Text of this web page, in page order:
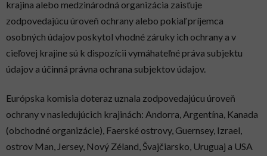
krajina alebo medzinárodná organizácia zaisťuje
zodpovedajúcu úroveň ochrany alebo pokiaľ príjemca
osobných údajov poskytol vhodné záruky ich ochrany a v
cieľovej krajine sú k dispozícii vymáhateľné práva subjektu
údajov a účinná právna ochrana subjektov údajov.
Európska komisia doteraz uznala zodpovedajúcu úroveň
ochrany v nasledujúcich krajinách: Andorra, Argentína, Kanada
(obchodné organizácie), Faerské ostrovy, Guernsey, Izrael,
ostrov Man, Jersey, Nový Zéland, Švajčiarsko, Uruguaj a USA